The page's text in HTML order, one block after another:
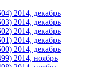
2014, декабрь
2014, декабрь
2014, декабрь
2014, декабрь
2014, декабрь
2014, ноябрь